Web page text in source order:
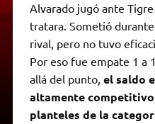
Alvarado jugó ante
tratara. Sometió
rival, pero no tuvo
Por eso fue empate 1 a
allá del punto, el saldo
altamente
planteles de la